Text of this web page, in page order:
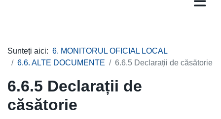
Sunteți aici: 6. MONITORUL OFICIAL LOCAL
6.6. ALTE DOCUMENTE
6.6.5 Declarații de căsătorie
6.6.5 Declarații de
căsătorie